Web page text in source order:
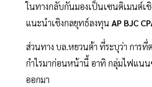
ในทางกลับกันมองเป็นเซนติเมนต์เ
แนะนำเชิงกลยุทธ์ลงทุน AP BJC
ส่วนทาง บล.หยวนต้า ที่ระบุว่า การ
กำไรมาก่อนหน้านี้ อาทิ กลุ่มไฟแนน
ออกมา